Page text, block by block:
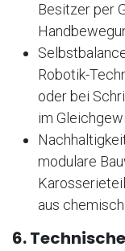
Besitzer per
Robotik-
oder bei
im
modulare
aus
6.